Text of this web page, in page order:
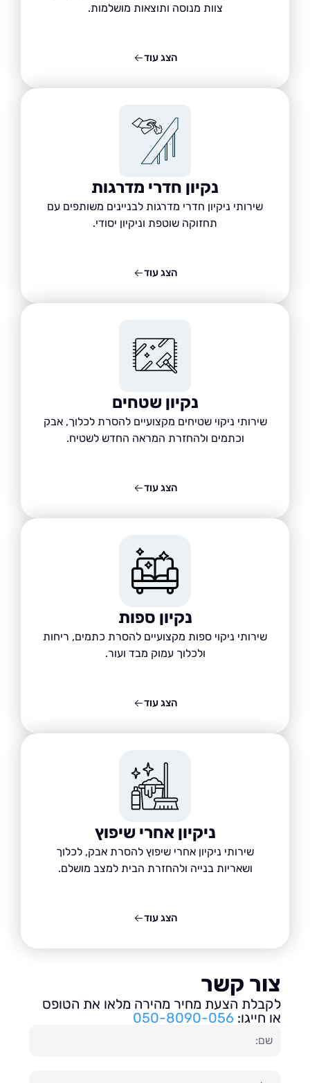
צוות מנוסה ותוצאות מושלמות.
נקיון חדרי מדרגות
שירותי ניקיון חדרי מדרגות לבניינים משותפים עם
תחזוקה שוטפת וניקיון יסודי.
נקיון שטחים
שירותי ניקוי שטיחים מקצועיים להסרת לכלוך, אבק
וכתמים ולהחזרת המראה החדש לשטיח.
נקיון ספות
שירותי ניקוי ספות מקצועיים להסרת כתמים, ריחות
ולכלוך עמוק מבד ועור.
ניקיון אחרי שיפוץ
שירותי ניקיון אחרי שיפוץ להסרת אבק, לכלוך
ושאריות בנייה ולהחזרת הבית למצב מושלם.
קשר
הצעת מחיר מהירה מלאו את הטופס
חייגו:050-8090-056